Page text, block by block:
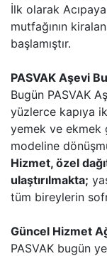
İlk olarak
mutfağının
başlamıştır.
PASVAK Aşevi
Bugün PASVAK
yüzlerce kapıya
yemek ve ekmek
modeline
Hizmet, özel
ulaştırılmakta;
tüm bireylerin
Güncel Hizmet
PASVAK bugün